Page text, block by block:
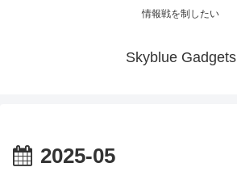
情報戦を制したい
Skyblue Gadgets
2025-05